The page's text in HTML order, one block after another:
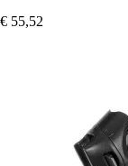
€ 55,52